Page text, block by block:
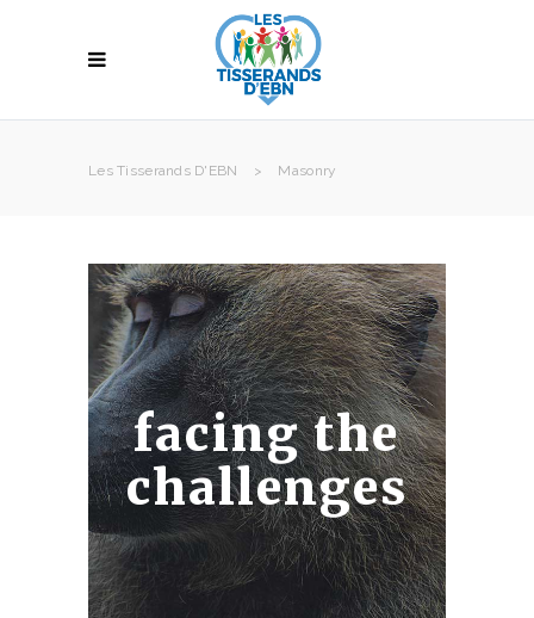
Les Tisserands D'EBN > Masonry